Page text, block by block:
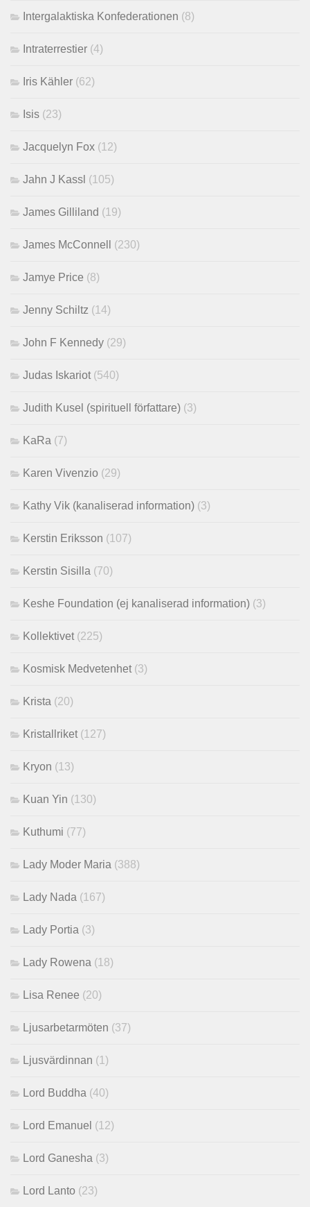
Intergalaktiska Konfederationen (8)
Intraterrestier (4)
Iris Kähler (62)
Isis (23)
Jacquelyn Fox (12)
Jahn J Kassl (105)
James Gilliland (19)
James McConnell (230)
Jamye Price (8)
Jenny Schiltz (14)
John F Kennedy (29)
Judas Iskariot (540)
Judith Kusel (spirituell författare) (3)
KaRa (7)
Karen Vivenzio (29)
Kathy Vik (kanaliserad information) (3)
Kerstin Eriksson (107)
Kerstin Sisilla (70)
Keshe Foundation (ej kanaliserad information) (3)
Kollektivet (225)
Kosmisk Medvetenhet (3)
Krista (20)
Kristallriket (127)
Kryon (13)
Kuan Yin (130)
Kuthumi (77)
Lady Moder Maria (388)
Lady Nada (167)
Lady Portia (3)
Lady Rowena (18)
Lisa Renee (20)
Ljusarbetarmöten (37)
Ljusvärdinnan (1)
Lord Buddha (40)
Lord Emanuel (12)
Lord Ganesha (3)
Lord Lanto (23)